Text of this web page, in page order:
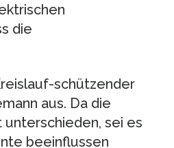
die
schützender
aus. Da die
unterschieden, sei es
beeinflussen